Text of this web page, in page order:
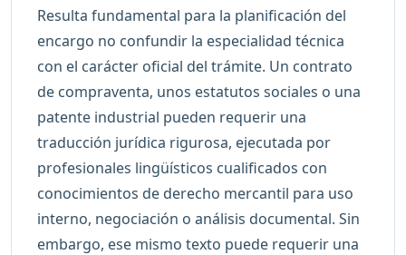
Resulta fundamental para la planificación del
encargo no confundir la especialidad técnica
con el carácter oficial del trámite. Un contrato
de compraventa, unos estatutos sociales o una
patente industrial pueden requerir una
traducción jurídica rigurosa, ejecutada por
profesionales lingüísticos cualificados con
conocimientos de derecho mercantil para uso
interno, negociación o análisis documental. Sin
embargo, ese mismo texto puede requerir una